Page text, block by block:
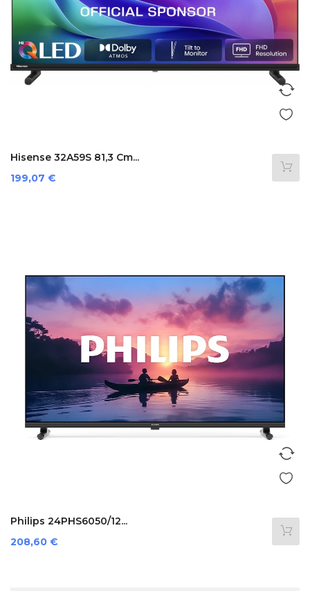
Hisense 32A59S 81,3 Cm...
Preis
199,07 €
Philips 24PHS6050/12...
Preis
208,60 €